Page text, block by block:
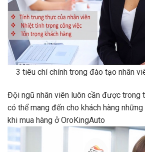
3 tiêu chí chính trong đào tạo nhân
Đội ngũ nhân viên luôn cần được trong
có thể mang đến cho khách hàng
khi mua hàng ở OroKingAuto